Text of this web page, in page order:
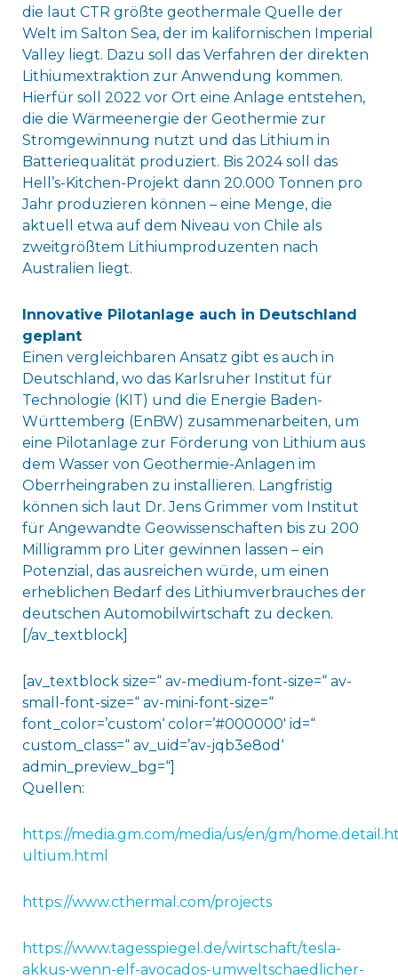
die laut CTR größte geothermale Quelle der
Welt im Salton Sea, der im kalifornischen Imperial
Valley liegt. Dazu soll das Verfahren der direkten
Lithiumextraktion zur Anwendung kommen.
Hierfür soll 2022 vor Ort eine Anlage entstehen,
die die Wärmeenergie der Geothermie zur
Stromgewinnung nutzt und das Lithium in
Batteriequalität produziert. Bis 2024 soll das
Hell’s-Kitchen-Projekt dann 20.000 Tonnen pro
Jahr produzieren können – eine Menge, die
aktuell etwa auf dem Niveau von Chile als
zweitgrößtem Lithiumproduzenten nach
Australien liegt.
Innovative Pilotanlage auch in Deutschland
geplant
Einen vergleichbaren Ansatz gibt es auch in
Deutschland, wo das Karlsruher Institut für
Technologie (KIT) und die Energie Baden-
Württemberg (EnBW) zusammenarbeiten, um
eine Pilotanlage zur Förderung von Lithium aus
dem Wasser von Geothermie-Anlagen im
Oberrheingraben zu installieren. Langfristig
können sich laut Dr. Jens Grimmer vom Institut
für Angewandte Geowissenschaften bis zu 200
Milligramm pro Liter gewinnen lassen – ein
Potenzial, das ausreichen würde, um einen
erheblichen Bedarf des Lithiumverbrauches der
deutschen Automobilwirtschaft zu decken.
[/av_textblock]
[av_textblock size=“ av-medium-font-size=“ av-
small-font-size=“ av-mini-font-size=“
font_color=’custom‘ color=’#000000′ id=“
custom_class=“ av_uid=’av-jqb3e8od‘
admin_preview_bg=“]
Quellen:
https://media.gm.com/media/us/en/gm/
ultium.html
https://www.cthermal.com/projects
https://www.tagesspiegel.de/wirtschaft/tesla-
akkus-wenn-elf-avocados-umweltschaedlicher-